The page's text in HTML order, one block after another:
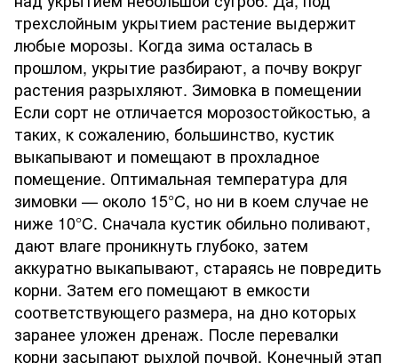
трехслойным укрытием растение выдержит
любые морозы. Когда зима осталась в
прошлом, укрытие разбирают, а почву вокруг
растения разрыхляют. Зимовка в помещении
Если сорт не отличается морозостойкостью, а
таких, к сожалению, большинство, кустик
выкапывают и помещают в прохладное
помещение. Оптимальная температура для
зимовки — около 15°C, но ни в коем случае не
ниже 10°C. Сначала кустик обильно поливают,
дают влаге проникнуть глубоко, затем
аккуратно выкапывают, стараясь не повредить
корни. Затем его помещают в емкости
соответствующего размера, на дно которых
заранее уложен дренаж. После перевалки
корни засыпают рыхлой почвой. Конечный этап